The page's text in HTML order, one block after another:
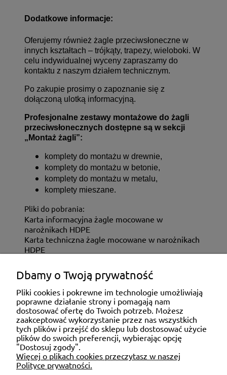
Dodatkowe informacje:
Oferujemy również żagle przeciwsłoneczne w
innych kształtach – trójkąty, trapezy, wieloboki. W
celu indywidualnej wyceny zapraszamy do
kontaktu z naszym działem technicznym.
Po zakupie prosimy o zapoznanie się z
dołączoną ulotką informacyjną.
Profesjonalne zestawy montażowe do żagli
przeciwsłonecznych dostępne są w sekcji
„ Montaż żagli”:
komplety do montażu w drewnie,
komplety do montażu w betonie,
komplety do montażu w metalu,
komplety mieszane.
Pliki do pobrania:
Karta informacyjna żagle mocowane w
narożnikach HDPE
Karta techniczna żagle mocowane w narożnikach
HDPE
ZAKUPY
MOJE KONTO
POMOC
Dbamy o Twoją prywatność
Pliki cookies i pokrewne im technologie umożliwiają
poprawne działanie strony i pomagają nam
dostosować ofertę do Twoich potrzeb. Możesz
zaakceptować wykorzystanie przez nas wszystkich
tych plików i przejść do sklepu lub dostosować użycie
plików do swoich preferencji, wybierając opcję
"Dostosuj zgody".
Więcej o plikach cookies przeczytasz w naszej
Polityce prywatności.